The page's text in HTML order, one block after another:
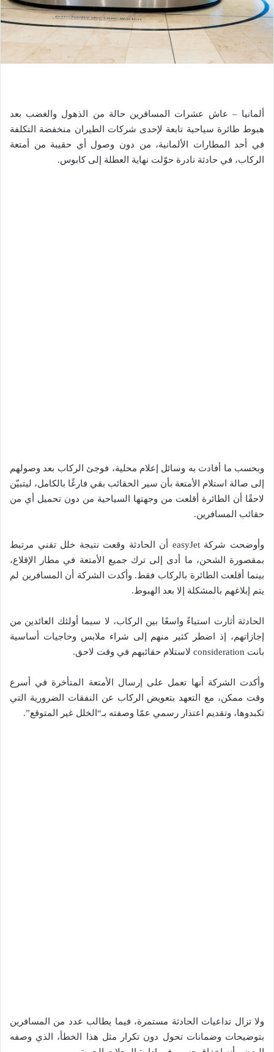
ألمانيا – عاش عشرات المسافرين حالة من الذهول والغضب بعد
هبوط طائرة سياحية تابعة لإحدى شركات الطيران منخفضة التكلفة
في أحد المطارات الألمانية، من دون وصول أي حقيبة من أمتعة
الركاب، في حادثة نادرة حوّلت نهاية العطلة إلى كابوس.
وبحسب ما أفادت به وسائل إعلام محلية، فوجئ الركاب بعد وصولهم
إلى صالة استلام الأمتعة بأن سير الحقائب بقي فارغًا بالكامل، ليتبيّن
لاحقًا أن الطائرة أقلعت من وجهتها السياحية من دون تحميل أي من
حقائب المسافرين.
وأوضحت شركة easyJet أن الحادثة وقعت نتيجة خلل تقني مرتبط
بمقصورة الشحن، ما أدى إلى ترك جميع الأمتعة في مطار الإقلاع،
بينما أقلعت الطائرة بالركاب فقط. وأكدت الشركة أن المسافرين لم
يتم إبلاغهم بالمشكلة إلا بعد الهبوط.
الحادثة أثارت استياءً واسعًا بين الركاب، لا سيما أولئك العائدين من
إجازاتهم، إذ اضطر كثير منهم إلى شراء ملابس وحاجيات أساسية
بانت consideration لاستلام حقائبهم في وقت لاحق.
وأكدت الشركة أنها تعمل على إرسال الأمتعة المتأخرة في أسرع
وقت ممكن، مع التعهد بتعويض الركاب عن النفقات الضرورية التي
تكبدوها، وتقديم اعتذار رسمي عمّا وصفته بـ“الخلل غير المتوقع”.
ولا تزال تداعيات الحادثة مستمرة، فيما يطالب عدد من المسافرين
بتوضيحات وضمانات تحول دون تكرار مثل هذا الخطأ، الذي وصفه